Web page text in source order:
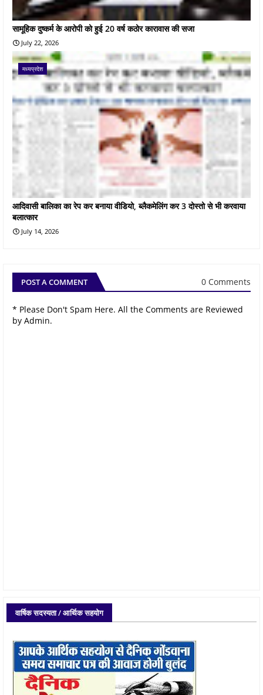
सामूहिक दुष्कर्म के आरोपी को हुई 20 वर्ष कठोर कारावास की सजा
July 22, 2026
मध्यप्रदेश
आदिवासी बालिका का रेप कर बनाया वीडियो, ब्लैकमेलिंग कर 3 दोस्तो से भी करवाया
बलात्कार
July 14, 2026
POST A COMMENT 0 Comments
* Please Don't Spam Here. All the Comments are Reviewed
by Admin.
वार्षिक सदस्यता / आर्थिक सहयोग